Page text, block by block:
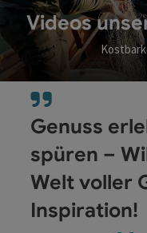
Videos
Genuss
spüren –
Welt voller
Inspiration!